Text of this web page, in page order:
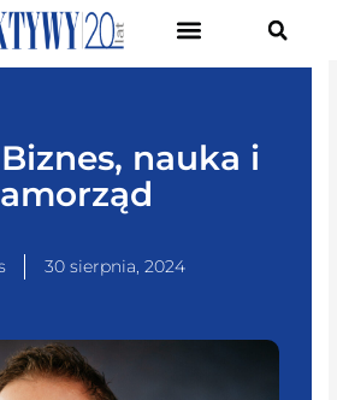
Biznes, nauka i
30 sierpnia, 2024